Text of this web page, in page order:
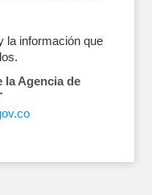
la información que
la Agencia de